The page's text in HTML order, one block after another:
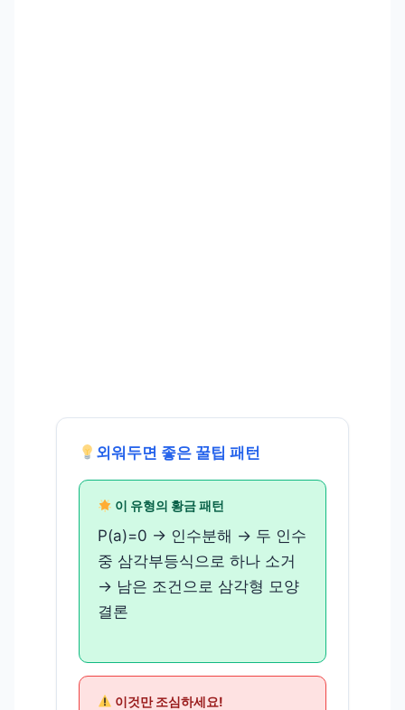
외워두면 좋은 꿀팁 패턴
이 유형의 황금 패턴
P(a)=0 → 인수분해 → 두 인수
중 삼각부등식으로 하나 소거
→ 남은 조건으로 삼각형 모양
결론
이것만 조심하세요!